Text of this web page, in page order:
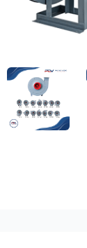
IMAGE 1GALLERY